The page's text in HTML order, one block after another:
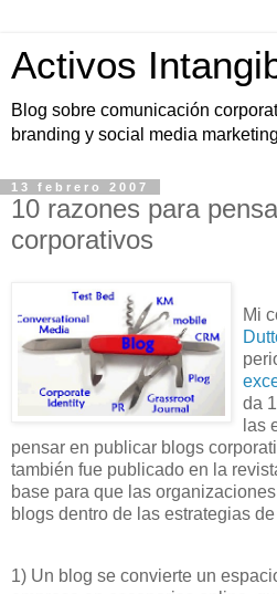
Activos
Blog sobre comunicación
branding y social media marketing
13 febrero 2007
10 razones para
corporativos
Mi
da
las
pensar en publicar blogs
también fue publicado en la
base para que las
blogs dentro de las estrategias
1) Un blog se convierte un